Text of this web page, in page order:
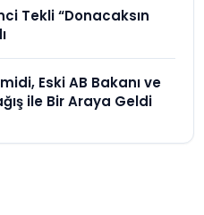
Tekli “Donacaksın
Eski AB Bakanı ve
ile Bir Araya Geldi